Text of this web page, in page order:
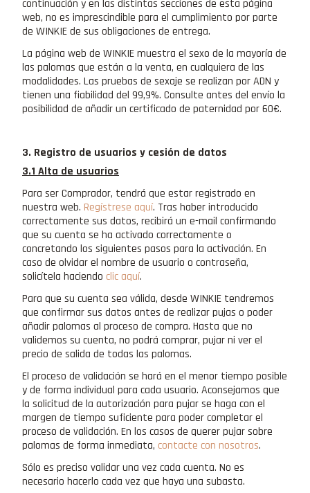
continuación y en las distintas secciones de esta página
web, no es imprescindible para el cumplimiento por parte
de WINKIE de sus obligaciones de entrega.
La página web de WINKIE muestra el sexo de la mayoría de
las palomas que están a la venta, en cualquiera de las
modalidades. Las pruebas de sexaje se realizan por ADN y
tienen una fiabilidad del 99,9%. Consulte antes del envío la
posibilidad de añadir un certificado de paternidad por 60€.
3. Registro de usuarios y cesión de datos
3.1 Alta de usuarios
Para ser Comprador, tendrá que estar registrado en
nuestra web. Regístrese aquí. Tras haber introducido
correctamente sus datos, recibirá un e-mail confirmando
que su cuenta se ha activado correctamente o
concretando los siguientes pasos para la activación. En
caso de olvidar el nombre de usuario o contraseña,
solicítela haciendo clic aquí.
Para que su cuenta sea válida, desde WINKIE tendremos
que confirmar sus datos antes de realizar pujas o poder
añadir palomas al proceso de compra. Hasta que no
validemos su cuenta, no podrá comprar, pujar ni ver el
precio de salida de todas las palomas.
El proceso de validación se hará en el menor tiempo posible
y de forma individual para cada usuario. Aconsejamos que
la solicitud de la autorización para pujar se haga con el
margen de tiempo suficiente para poder completar el
proceso de validación. En los casos de querer pujar sobre
palomas de forma inmediata, contacte con nosotros.
Sólo es preciso validar una vez cada cuenta. No es
necesario hacerlo cada vez que haya una subasta.